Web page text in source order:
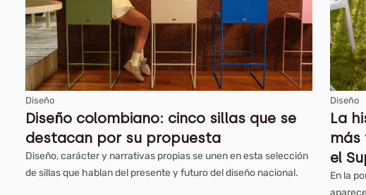
Diseño
Diseño colombiano: cinco sillas que se
destacan por su propuesta
Diseño, carácter y narrativas propias se unen en esta selección
de sillas que hablan del presente y futuro del diseño nacional.
Diseño
La
más
el
En la